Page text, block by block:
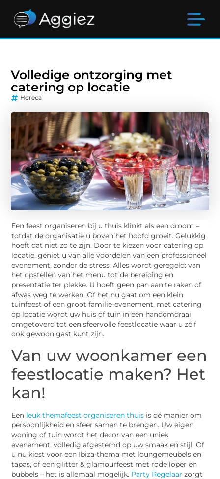
Volledige ontzorging met
catering op locatie
Horeca
Een feest organiseren bij u thuis klinkt als een droom –
totdat de organisatie u boven het hoofd groeit. Gelukkig
hoeft dat niet zo te zijn. Door te kiezen voor catering op
locatie, geniet u van alle voordelen van een professioneel
evenement, zonder de stress. Alles wordt geregeld: van
het opstellen van het menu tot de bereiding en
presentatie ter plekke. U hoeft geen pan aan te raken of
afwas weg te werken. Of het nu gaat om een klein
tuinfeest of een groot familie-evenement, met catering
op locatie wordt uw huis of tuin in een handomdraai
omgetoverd tot een sfeervolle feestlocatie waar u zélf
ook gewoon gast kunt zijn.
Van uw woonkamer een
feestlocatie maken? Het
kan!
Een leuk themafeest organiseren thuis is dé manier om
persoonlijkheid en sfeer samen te brengen. Uw eigen
woning of tuin wordt het decor van een uniek
evenement, volledig afgestemd op uw smaak en stijl. Of
u nu kiest voor een Ibiza-thema met loungemeubels en
tapas, of een glitter & glamourfeest met rode loper en
bubbels – het is allemaal mogelijk. Party Regelaar zorgt